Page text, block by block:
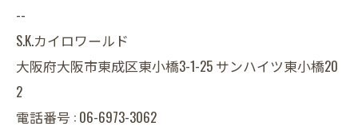
--
S.K.カイロワールド
大阪府大阪市東成区東小橋3-1-25 サンハイツ東小橋20
2
電話番号 : 06-6973-3062